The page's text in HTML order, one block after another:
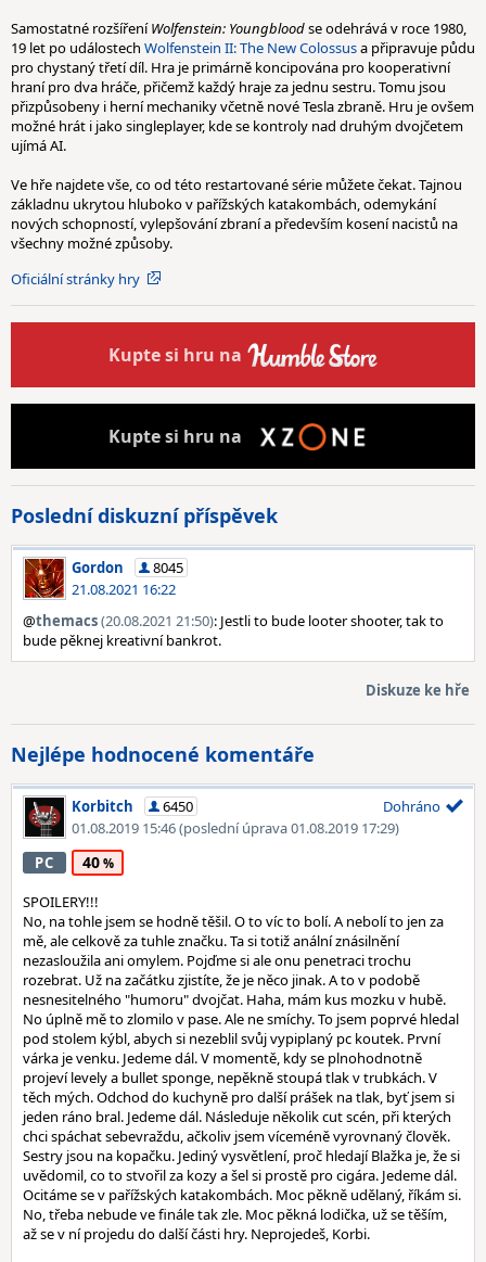
Samostatné rozšířeníWolfenstein: Youngbloodse odehrává v roce 1980,
19 let po událostech Wolfenstein II: The New Colossusa připravuje půdu
pro chystaný třetí díl. Hra je primárně koncipována pro kooperativní
hraní pro dva hráče, přičemž každý hraje za jednu sestru. Tomu jsou
přizpůsobeny i herní mechaniky včetně nové Tesla zbraně. Hru je ovšem
možné hrát i jako singleplayer, kde se kontroly nad druhým dvojčetem
ujímá AI.
Ve hře najdete vše, co od této restartované série můžete čekat. Tajnou
základnu ukrytou hluboko v pařížských katakombách, odemykání
nových schopností, vylepšování zbraní a především kosení nacistů na
všechny možné způsoby.
Oficiální stránky hry
Kuptesi hru na
Kuptesi hru na
Poslední diskuzní příspěvek
Gordon
8045
21.08.2021 16:22
@themacs(20.08.2021 21:50): Jestli to bude looter shooter, tak to
bude pěknej kreativní bankrot.
Diskuze ke hře
Nejlépe hodnocené komentáře
Korbitch
6450
01.08.2019 15:46(poslední úprava 01.08.2019 17:29)
Dohráno
PC 40
SPOILERY!!!
No, na tohle jsem se hodně těšil. O to víc to bolí. A nebolí to jen za
mě, ale celkově za tuhle značku. Ta si totiž anální znásilnění
nezasloužila ani omylem. Pojďme si ale onu penetraci trochu
rozebrat. Už na začátku zjistíte, že je něco jinak. A to v podobě
nesnesitelného "humoru" dvojčat. Haha, mám kus mozku v hubě.
No úplně mě to zlomilo v pase. Ale ne smíchy. To jsem poprvé hledal
pod stolem kýbl, abych si nezeblil svůj vypiplaný pc koutek. První
várka je venku. Jedeme dál. V momentě, kdy se plnohodnotně
projeví levely a bullet sponge, nepěkně stoupá tlak v trubkách. V
těch mých. Odchod do kuchyně pro další prášek na tlak, byť jsem si
jeden ráno bral. Jedeme dál. Následuje několik cut scén, při kterých
chci spáchat sebevraždu, ačkoliv jsem víceméně vyrovnaný člověk.
Sestry jsou na kopačku. Jediný vysvětlení, proč hledají Blažka je, že si
uvědomil, co to stvořil za kozy a šel si prostě pro cigára. Jedeme dál.
Ocitáme se v pařížských katakombách. Moc pěkně udělaný, říkám si.
No, třeba nebude ve finále tak zle. Moc pěkná lodička, už se těším,
až se v ní projedu do další části hry. Neprojedeš, Korbi.